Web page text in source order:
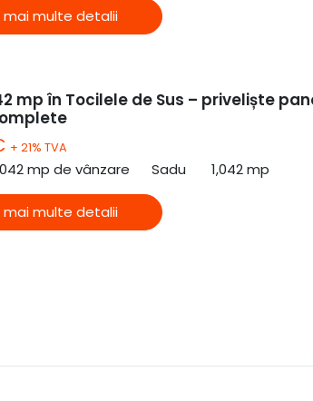
mai multe detalii
mp în Tocilele de Sus – priveliște
+ 21% TVA
mp de vânzare Sadu 1,042 mp
mai multe detalii